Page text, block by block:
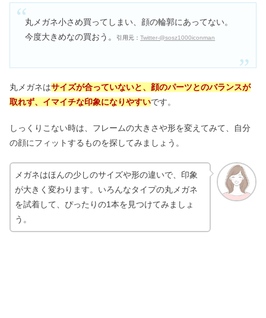
丸メガネ小さめ買ってしまい、顔の輪郭にあってない。
今度大きめなの買おう。
引用元：Twitter-@sosz1000iconman
丸メガネはサイズが合っていないと、顔のパーツとのバランスが
取れず、イマイチな印象になりやすいです。
しっくりこない時は、フレームの大きさや形を変えてみて、自分
の顔にフィットするものを探してみましょう。
メガネはほんの少しのサイズや形の違いで、印象
が大きく変わります。いろんなタイプの丸メガネ
を試着して、ぴったりの1本を見つけてみましょ
う。